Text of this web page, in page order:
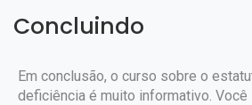
Concluindo
Em conclusão, o curso sobre o
deficiência é muito informativo. Você